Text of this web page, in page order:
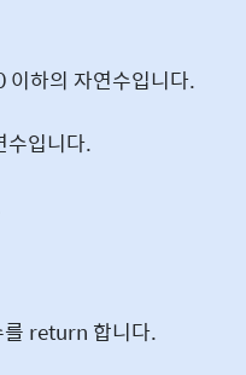
하의 자연수입니다.
수입니다.
return 합니다.